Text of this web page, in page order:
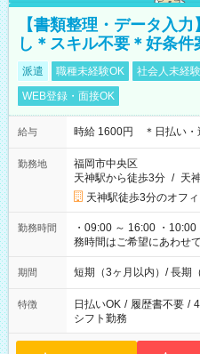
【書類整理・データ入
し＊スキル不要＊好条件
派遣 職種未経験OK 社会人未経
WEB登録・面接OK
給与 時給 1600円 ＊日払い・
勤務地
福岡市中央区
天神駅から徒歩3分 / 天
天神駅徒歩3分のオフ
勤務時間
・09:00 ～ 16:00 ・
務時間はご希望にあわせ
期間 短期（3ヶ月以内）/ 長期
特徴 日払いOK / 履歴書不要 /
シフト勤務